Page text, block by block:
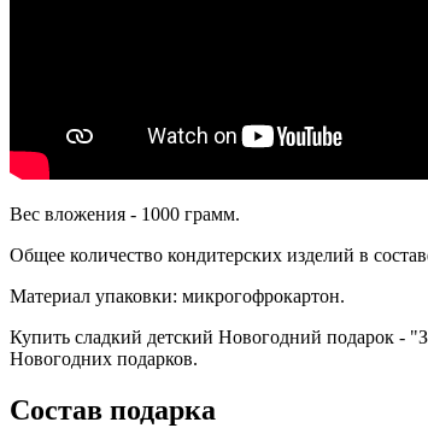
Вес вложения - 1000 грамм.
Общее количество кондитерских изделий в
Материал упаковки: микрогофрокартон.
Купить сладкий детский Новогодний подарок -
Новогодних подарков.
Состав подарка